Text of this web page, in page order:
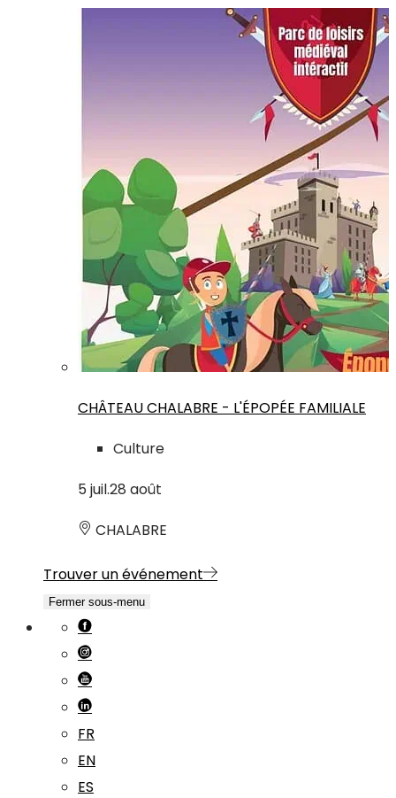
CHÂTEAU CHALABRE - L'ÉPOPÉE FAMILIALE
Culture
5 juil.28 août
CHALABRE
Trouver un événement
Fermer sous-menu
FR
EN
ES